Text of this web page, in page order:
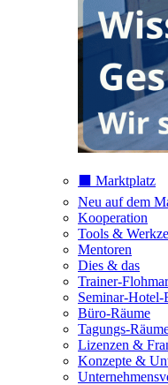
⬛️ Marktplatz
Neu auf dem
Kooperation
Tools &
Mentoren
Dies & das
Trainer-
Seminar-Hotel-
Büro-Räume
Tagungs-
Lizenzen &
Konzepte &